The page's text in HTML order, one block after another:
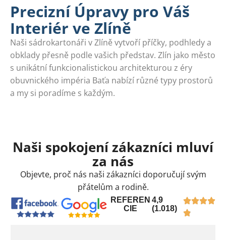
Precizní Úpravy pro Váš
Interiér ve Zlíně
Naši sádrokartonáři v Zlíně vytvoří příčky, podhledy a
obklady přesně podle vašich představ. Zlín jako město
s unikátní funkcionalistickou architekturou z éry
obuvnického impéria Baťa nabízí různé typy prostorů
a my si poradíme s každým.
Naši spokojení zákazníci mluví
za nás
Objevte, proč nás naši zákazníci doporučují svým
přátelům a rodině.
REFEREN
CIE
4,9
(1.018)